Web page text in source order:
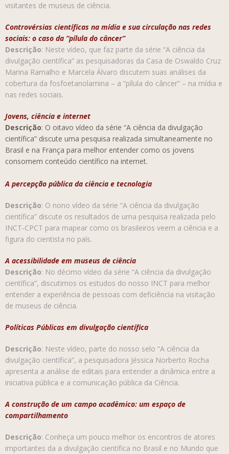
visitantes de museus de ciência.
Controvérsias científicas na mídia e sua circulação nas redes
sociais: o caso da “pílula do câncer”
Descrição: Neste vídeo, que faz parte da série “A ciência da
divulgação científica” as pesquisadoras da Casa de Oswaldo Cruz
Marina Ramalho e Marcela Álvaro discutem suas análises da
cobertura da fosfoetanolamina – a “pílula do câncer” – na mídia e
nas redes sociais.
Jovens, ciência e internet
Descrição: O oitavo vídeo da série “A ciência da divulgação
científica” discute uma pesquisa realizada simultaneamente no
Brasil e na França para melhor entender como os jovens
consomem conteúdo científico na internet.
A percepção pública da ciência e tecnologia
Descrição: O nono vídeo da série “A ciência da divulgação
científica” discute os resultados de uma pesquisa realizada pelo
INCT-CPCT para mapear como os brasileiros veem a ciência e a
figura do cientista no país.
A acessibilidade em museus de ciência
Descrição: No décimo vídeo da série “A ciência da divulgação
científica”, discutimos os estudos do nosso INCT para melhor
entender a experiência de pessoas com deficiência na visitação
de museus de ciência.
Políticas Públicas em divulgação científica
Descrição: Neste vídeo, parte do nosso selo “A ciência da
divulgação científica”, a pesquisadora Jéssica Norberto Rocha
apresenta a análise de editais para entender a dinâmica entre a
iniciativa pública e a comunicação pública da Ciência.
A construção de um campo acadêmico: um espaço de
compartilhamento
Descrição: Conheça um pouco melhor os encontros de atores
importantes da a divulgação científica no Brasil e no Mundo que